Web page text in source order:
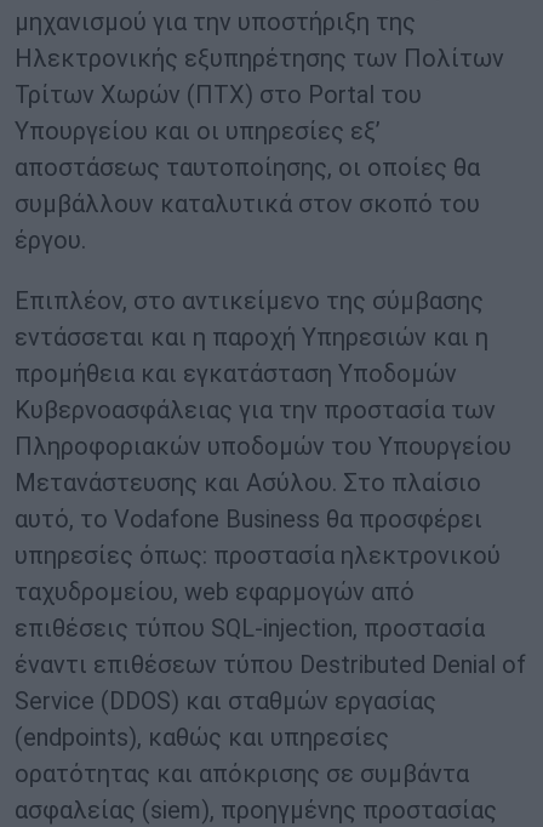
μηχανισμού για την υποστήριξη της
Ηλεκτρονικής εξυπηρέτησης των Πολίτων
Τρίτων Χωρών (ΠΤΧ) στο Portal του
Υπουργείου και οι υπηρεσίες εξ’
αποστάσεως ταυτοποίησης, οι οποίες θα
συμβάλλουν καταλυτικά στον σκοπό του
έργου.
Επιπλέον, στο αντικείμενο της σύμβασης
εντάσσεται και η παροχή Υπηρεσιών και η
προμήθεια και εγκατάσταση Υποδομών
Κυβερνοασφάλειας για την προστασία των
Πληροφοριακών υποδομών του Υπουργείου
Μετανάστευσης και Ασύλου. Στο πλαίσιο
αυτό, το Vodafone Business θα προσφέρει
υπηρεσίες όπως: προστασία ηλεκτρονικού
ταχυδρομείου, web εφαρμογών από
επιθέσεις τύπου SQL-injection, προστασία
έναντι επιθέσεων τύπου Destributed Denial of
Service (DDOS) και σταθμών εργασίας
(endpoints), καθώς και υπηρεσίες
ορατότητας και απόκρισης σε συμβάντα
ασφαλείας (siem), προηγμένης προστασίας